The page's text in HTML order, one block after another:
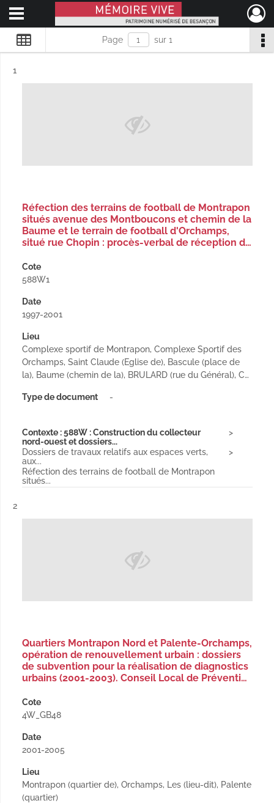
Mémoire Vive patrimoine numérisé de Besançon
Ouvrir le menu déroulant
Page sur 1
Résultat n°
1
Réfection des terrains de football de Montrapon
situés avenue des Montboucons et chemin de la
Baume et le terrain de football d'Orchamps,
situé rue Chopin : procès-verbal de réception d…
Cote
588W1
Date
1997-2001
Lieu
Complexe sportif de Montrapon, Complexe Sportif des
Orchamps, Saint Claude (Eglise de), Bascule (place de
la), Baume (chemin de la), BRULARD (rue du Général), C…
Type de document -
Contexte : 588W : Construction du collecteur
nord-ouest et dossiers...
Dossiers de travaux relatifs aux espaces verts,
aux...
Réfection des terrains de football de Montrapon
situés...
Résultat n°
2
Quartiers Montrapon Nord et Palente-Orchamps,
opération de renouvellement urbain : dossiers
de subvention pour la réalisation de diagnostics
urbains (2001-2003). Conseil Local de Préventi…
Cote
4W_GB48
Date
2001-2005
Lieu
Montrapon (quartier de), Orchamps, Les (lieu-dit), Palente
(quartier)